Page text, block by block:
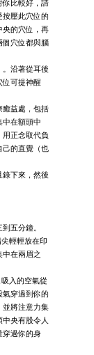
你比較好，請
按壓此穴位的
央的穴位，再
個穴位都與腦
。沿著從耳後
位可提神醒
癒益處，包括
中在額頭中
用正念取代負
己的直覺（也
錄下來，然後
五分鐘。
輕輕放在印
在兩眉之
入的空氣從
氣穿過到你的
並將注意力集
央有股令人
穿過你的身